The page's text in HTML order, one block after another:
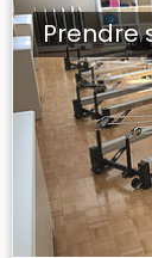
Prendre